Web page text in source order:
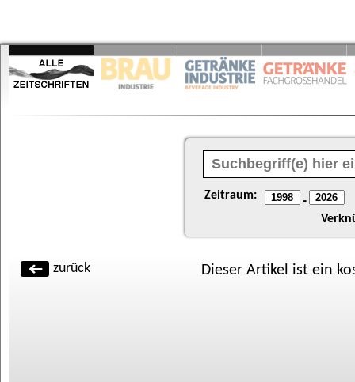
Zeitraum: -
zurück Dieser Artikel ist ein